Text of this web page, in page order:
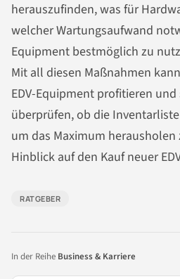
herauszufinden, was für
welcher Wartungsaufwand
Equipment bestmöglich zu
Mit all diesen Maßnahmen
EDV-Equipment profitieren
überprüfen, ob die
um das Maximum
Hinblick auf den Kauf neuer
RATGEBER
In der Reihe Business & Karriere